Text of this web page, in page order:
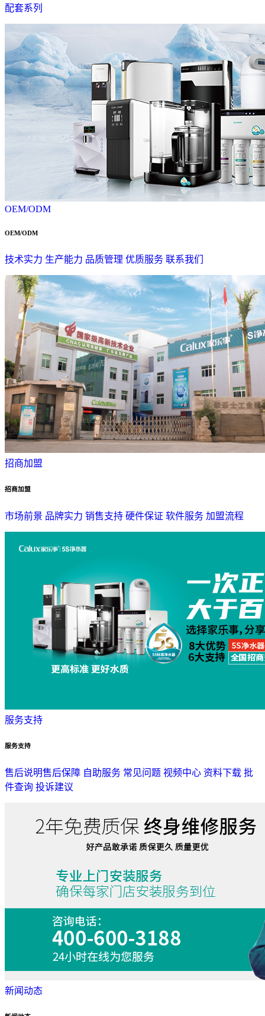
配套系列
OEM/ODM
OEM/ODM
技术实力 生产能力 品质管理 优质服务 联系我们
招商加盟
招商加盟
市场前景 品牌实力 销售支持 硬件保证 软件服务 加盟流程
服务支持
服务支持
售后说明售后保障 自助服务 常见问题 视频中心 资料下载 批
件查询 投诉建议
新闻动态